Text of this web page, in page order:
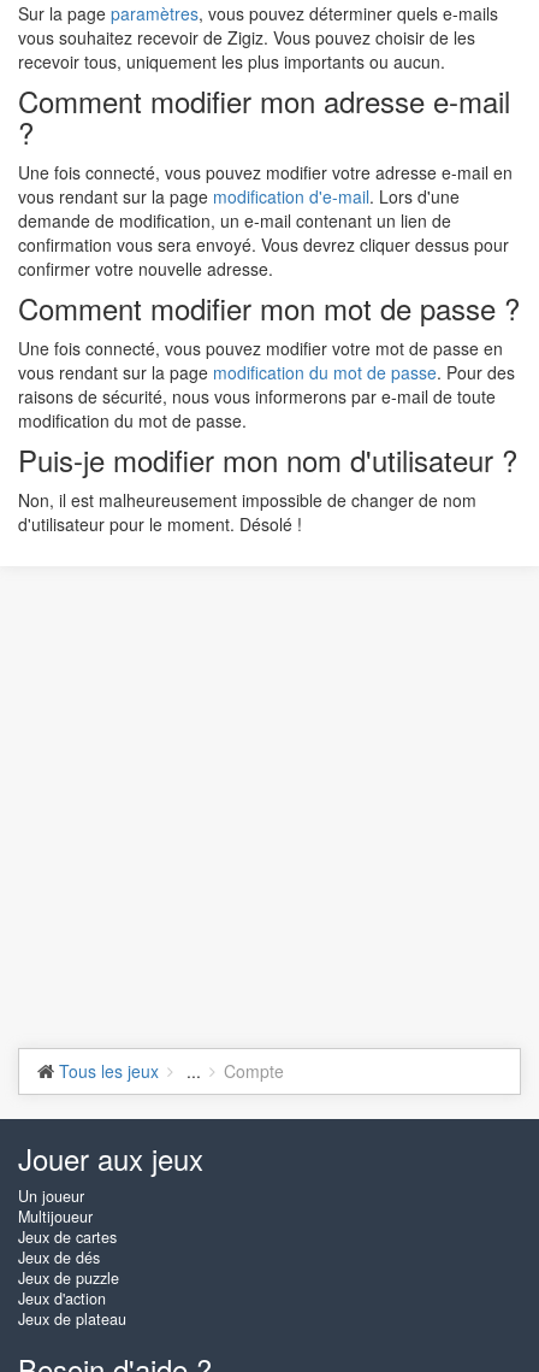
Sur la page paramètres, vous pouvez déterminer quels e-mails
vous souhaitez recevoir de Zigiz. Vous pouvez choisir de les
recevoir tous, uniquement les plus importants ou aucun.
Comment modifier mon adresse e-mail
?
Une fois connecté, vous pouvez modifier votre adresse e-mail en
vous rendant sur la page modification d'e-mail. Lors d'une
demande de modification, un e-mail contenant un lien de
confirmation vous sera envoyé. Vous devrez cliquer dessus pour
confirmer votre nouvelle adresse.
Comment modifier mon mot de passe ?
Une fois connecté, vous pouvez modifier votre mot de passe en
vous rendant sur la page modification du mot de passe. Pour des
raisons de sécurité, nous vous informerons par e-mail de toute
modification du mot de passe.
Puis-je modifier mon nom d'utilisateur ?
Non, il est malheureusement impossible de changer de nom
d'utilisateur pour le moment. Désolé !
Tous les jeux ... Compte
Jouer aux jeux
Un joueur
Multijoueur
Jeux de cartes
Jeux de dés
Jeux de puzzle
Jeux d'action
Jeux de plateau